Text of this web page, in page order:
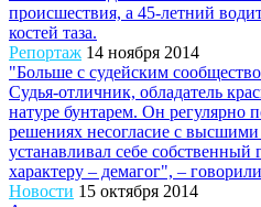
происшествия, а 45-летний
костей таза.
Репортаж 14 ноября 2014
"Больше с судейским
Судья-отличник, обладатель
натуре бунтарем. Он регулярно
решениях несогласие с
устанавливал себе
характеру – демагог", –
Новости 15 октября 2014